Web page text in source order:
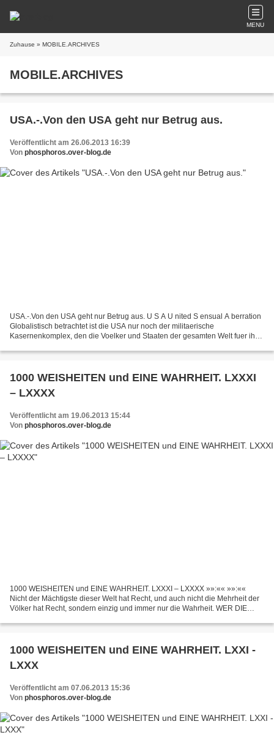
MENU
Zuhause » MOBILE.ARCHIVES
MOBILE.ARCHIVES
USA.-.Von den USA geht nur Betrug aus.
Veröffentlicht am 26.06.2013 16:39
Von phosphoros.over-blog.de
USA.-.Von den USA geht nur Betrug aus. U S A U nited S ensual A berration
Globalistisch betrachtet ist die USA nur noch der militaerische
Kasernenkomplex, den die Voelker und Staaten der gesamten Welt fuer ihre
1000 WEISHEITEN und EINE WAHRHEIT. LXXXI
– LXXXX
Veröffentlicht am 19.06.2013 15:44
Von phosphoros.over-blog.de
1000 WEISHEITEN und EINE WAHRHEIT. LXXXI – LXXXX »»:«« »»:««
Nicht der Mächtigste dieser Welt hat Recht, und auch nicht die Mehrheit der
Völker hat Recht, sondern einzig und immer nur die Wahrheit. WER DIE
1000 WEISHEITEN und EINE WAHRHEIT. LXXI -
LXXX
Veröffentlicht am 07.06.2013 15:36
Von phosphoros.over-blog.de